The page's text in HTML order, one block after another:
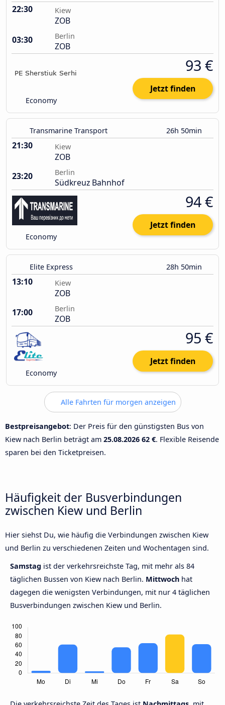
22:30 Kiew
ZOB
03:30
Berlin
ZOB
Economy
93 €
Jetzt finden
Transmarine Transport 26h 50min
21:30 Kiew
ZOB
23:20
Berlin
Südkreuz Bahnhof
Economy
94 €
Jetzt finden
Elite Express 28h 50min
13:10 Kiew
ZOB
17:00
Berlin
ZOB
Economy
95 €
Jetzt finden
Alle Fahrten für morgen anzeigen
Bestpreisangebot: Der Preis für den günstigsten Bus von
Kiew nach Berlin beträgt am 25.08.2026 62 €. Flexible Reisende
sparen bei den Ticketpreisen.
Häufigkeit der Busverbindungen
zwischen Kiew und Berlin
Hier siehst Du, wie häufig die Verbindungen zwischen Kiew
und Berlin zu verschiedenen Zeiten und Wochentagen sind.
Samstag ist der verkehrsreichste Tag, mit mehr als 84
täglichen Bussen von Kiew nach Berlin. Mittwoch hat
dagegen die wenigsten Verbindungen, mit nur 4 täglichen
Busverbindungen zwischen Kiew und Berlin.